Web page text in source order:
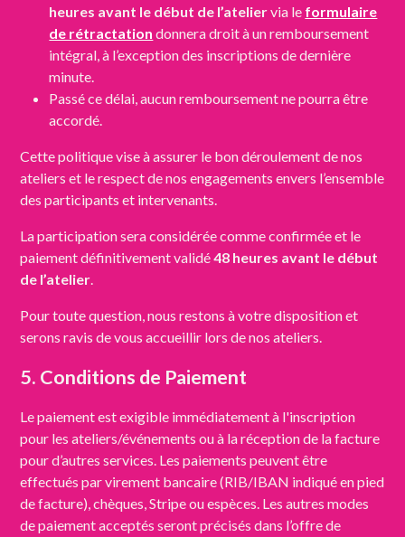
heures avant le début de l’ateliervia le formulaire
de rétractation donnera droit à un remboursement
intégral, à l’exception des inscriptions de dernière
minute.
Passé ce délai, aucun remboursement ne pourra être
accordé.
Cette politique vise à assurer le bon déroulement de nos
ateliers et le respect de nos engagements envers l’ensemble
des participants et intervenants.
La participation sera considérée comme confirmée et le
paiement définitivement validé48 heures avant le début
de l’atelier.
Pour toute question, nous restons à votre disposition et
serons ravis de vous accueillir lors de nos ateliers.
5. Conditions de Paiement
Le paiement est exigible immédiatement à l'inscription
pour les ateliers/événements ou à la réception de la facture
pour d’autres services. Les paiements peuvent être
effectués par virement bancaire (RIB/IBAN indiqué en pied
de facture), chèques, Stripe ou espèces. Les autres modes
de paiement acceptés seront précisés dans l’offre de